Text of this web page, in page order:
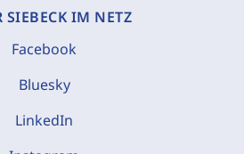
SIEBECK IM NETZ
Facebook
Bluesky
LinkedIn